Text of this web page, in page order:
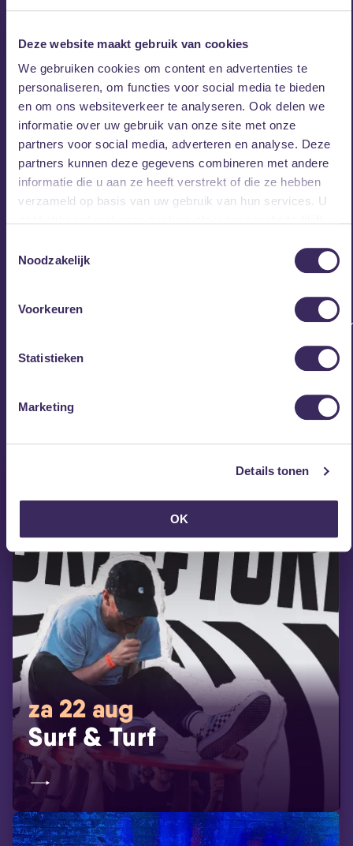
Deze website maakt gebruik van cookies
We gebruiken cookies om content en advertenties te
personaliseren, om functies voor social media te bieden
en om ons websiteverkeer te analyseren. Ook delen we
informatie over uw gebruik van onze site met onze
partners voor social media, adverteren en analyse. Deze
partners kunnen deze gegevens combineren met andere
informatie die u aan ze heeft verstrekt of die ze hebben
verzameld op basis van uw gebruik van hun services. U
Noodzakelijk
Voorkeuren
Statistieken
Marketing
Details tonen
OK
Bella Berry
The 113 op FacebookThe 113 op Instagram
Facebook event
https://open.spotify.com/artist/
MEZZ tipt
za 22 aug
Surf & Turf